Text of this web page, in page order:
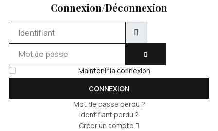
Connexion/Déconnexion
AFFICHER LE MOT DE
Maintenir la connexion
CONNEXION
Mot de passe perdu ?
Identifiant perdu ?
Créer un compte